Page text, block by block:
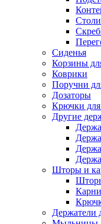
Сиденья
Корзины
Коврики
Поручни
Дозаторы
Крючки
Другие
Шторы и
Держатели